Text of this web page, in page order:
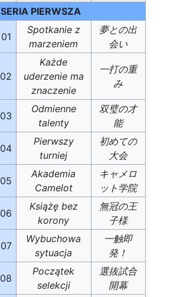
SERIA PIERWSZA
01
Spotkanie z
marzeniem
夢との出
会い
02
Każde
uderzenie ma
znaczenie
一打の重
み
03
Odmienne
talenty
双璧の才
能
04
Pierwszy
turniej
初めての
大会
05
Akademia
Camelot
キャメロ
ット学院
06
Książę bez
korony
無冠の王
子様
07
Wybuchowa
sytuacja
一触即
発！
08
Początek
selekcji
選抜試合
開幕